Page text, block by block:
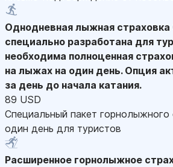
Однодневная лыжная страховка
специально разработана для
необходима полноценная
на лыжах на один день. Опция
за день до начала катания.
89 USD
Специальный пакет горнолыжного
один день для туристов
Расширенное горнолыжное